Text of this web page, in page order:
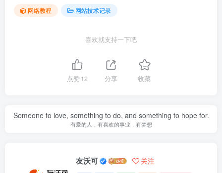
网络教程 网站技术记录
喜欢就支持一下吧
点赞12 分享 收藏
Someone to love, something to do, and something to hope for.
有爱的人，有喜欢的事业，有梦想
友沃可 关注